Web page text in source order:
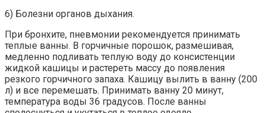
6) Болезни органов дыхания.
При бронхите, пневмонии рекомендуется принимать
теплые ванны. В горчичные порошок, размешивая,
медленно подливать теплую воду до консистенции
жидкой кашицы и растереть массу до появления
резкого горчичного запаха. Кашицу вылить в ванну (200
л) и все перемешать. Принимать ванну 20 минут,
температура воды 36 градусов. После ванны